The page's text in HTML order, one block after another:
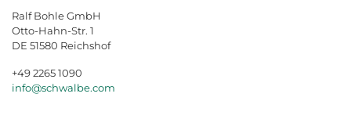
Ralf Bohle GmbH
Otto-Hahn-Str. 1
DE 51580 Reichshof
+49 2265 1090
info@schwalbe.com